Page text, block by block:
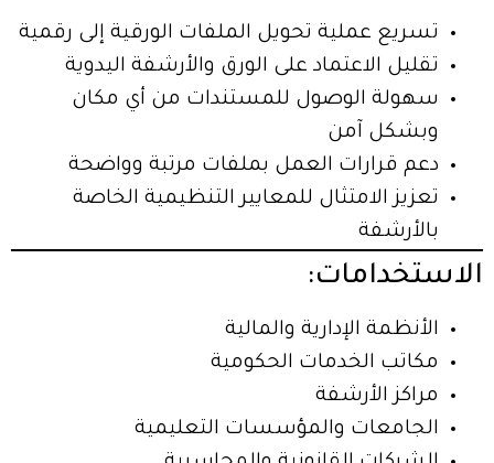
تسريع عملية تحويل الملفات الورقية إلى رقمية
تقليل الاعتماد على الورق والأرشفة اليدوية
سهولة الوصول للمستندات من أي مكان
وبشكل آمن
دعم قرارات العمل بملفات مرتبة وواضحة
تعزيز الامتثال للمعايير التنظيمية الخاصة
بالأرشفة
الاستخدامات:
الأنظمة الإدارية والمالية
مكاتب الخدمات الحكومية
مراكز الأرشفة
الجامعات والمؤسسات التعليمية